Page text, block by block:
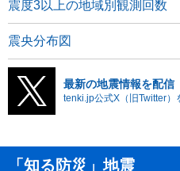
震度3以上の地域別観測回数
震央分布図
最新の地震情報を配信
tenki.jp公式X（旧Twitter）
「知る防災」地震